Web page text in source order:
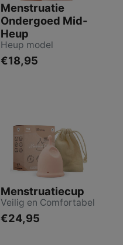
Menstruatie
Ondergoed Mid-
Heup
Heup model
€18,95
Menstruatiecup
Veilig en Comfortabel
€24,95